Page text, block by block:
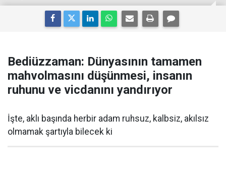
Bediüzzaman: Dünyasının tamamen
mahvolmasını düşünmesi, insanın
ruhunu ve vicdanını yandırıyor
İşte, aklı başında herbir adam ruhsuz, kalbsiz, akılsız
olmamak şartıyla bilecek ki